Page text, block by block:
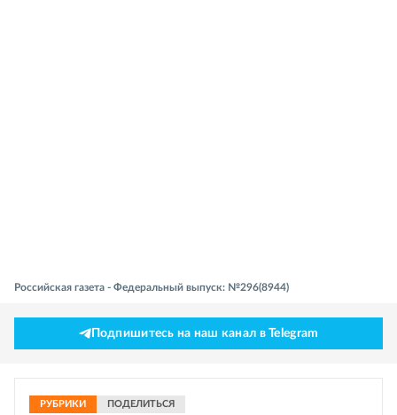
Российская газета - Федеральный выпуск: №296(8944)
Подпишитесь на наш канал в Telegram
РУБРИКИ ПОДЕЛИТЬСЯ